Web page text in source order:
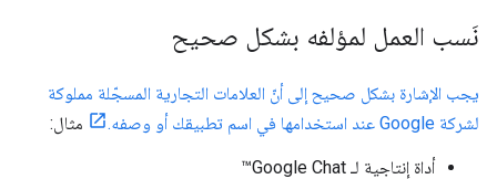
نَسب العمل لمؤلفه بشكل صحيح
يجب الإشارة بشكل صحيح إلى أنّ العلامات التجارية المسجّلة مملوكة
لشركة Google عند استخدامها في اسم تطبيقك أو وصفه.
مثال:
أداة إنتاجية لـ Google Chat™